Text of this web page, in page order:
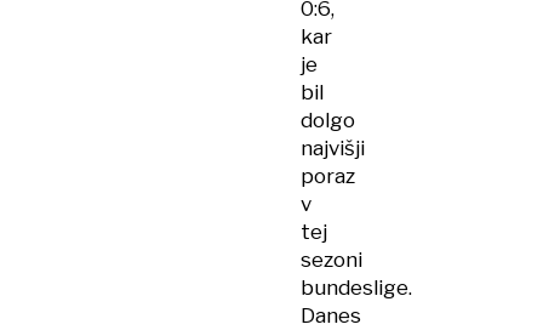
0:6,
kar
je
bil
dolgo
najvišji
poraz
v
tej
sezoni
bundeslige.
Danes